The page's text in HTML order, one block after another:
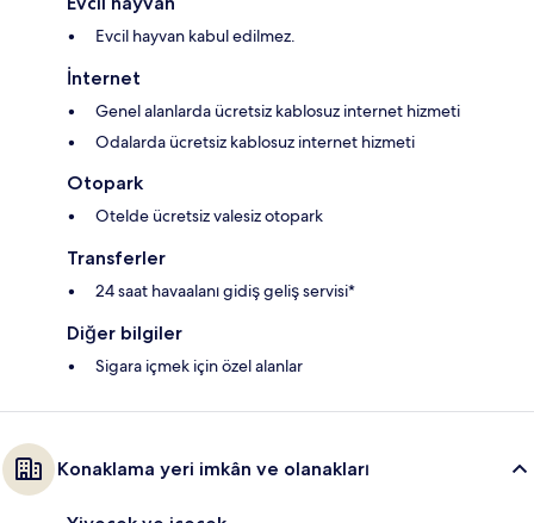
Evcil hayvan kabul edilmez.
İnternet
Genel alanlarda ücretsiz kablosuz internet hizmeti
Odalarda ücretsiz kablosuz internet hizmeti
Otopark
Otelde ücretsiz valesiz otopark
Transferler
24 saat havaalanı gidiş geliş servisi*
Diğer bilgiler
Sigara içmek için özel alanlar
Konaklama yeri imkân ve olanakları